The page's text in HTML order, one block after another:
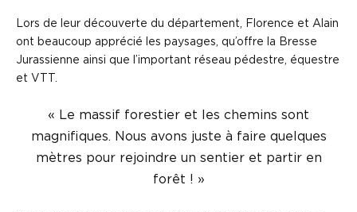
Lors de leur découverte du département, Florence et Alain
ont beaucoup apprécié les paysages, qu’offre la Bresse
Jurassienne ainsi que l’important réseau pédestre, équestre
et VTT.
« Le massif forestier et les chemins sont
magnifiques. Nous avons juste à faire quelques
mètres pour rejoindre un sentier et partir en
forêt ! »